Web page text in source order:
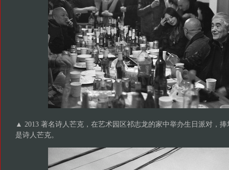
▲ 2013 著名诗人芒克，在艺术园区祁志龙的家中举办生日派对，
是诗人芒克。